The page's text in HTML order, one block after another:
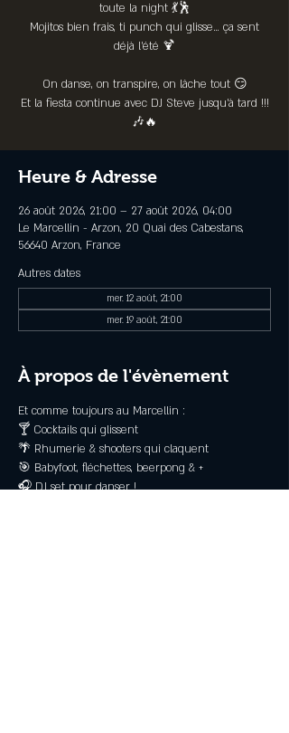
toute la night 💃🕺
Mojitos bien frais, ti punch qui glisse… ça sent
déjà l’été 🍹
On danse, on transpire, on lâche tout 😏
Et la fiesta continue avec DJ Steve jusqu’à tard !!!
🎶🔥
Heure & Adresse
26 août 2026, 21:00 – 27 août 2026, 04:00
Le Marcellin - Arzon, 20 Quai des Cabestans,
56640 Arzon, France
Autres dates
mer. 12 août, 21:00
mer. 19 août, 21:00
À propos de l'évènement
Et comme toujours au Marcellin :
🍸 Cocktails qui glissent
🌴 Rhumerie & shooters qui claquent
🎯 Babyfoot, fléchettes, beerpong & +
🎧 DJ set pour danser !